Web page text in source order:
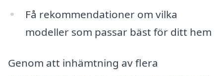
Få rekommendationer om vilka
modeller som passar bäst för ditt hem
Genom att inhämtning av flera